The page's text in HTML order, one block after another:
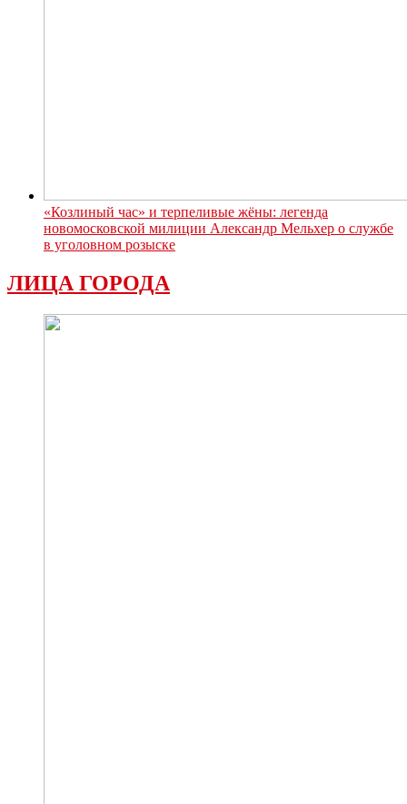
«Козлиный час» и терпеливые жёны: легенда
новомосковской милиции Александр Мельхер о службе
в уголовном розыске
ЛИЦА ГОРОДА